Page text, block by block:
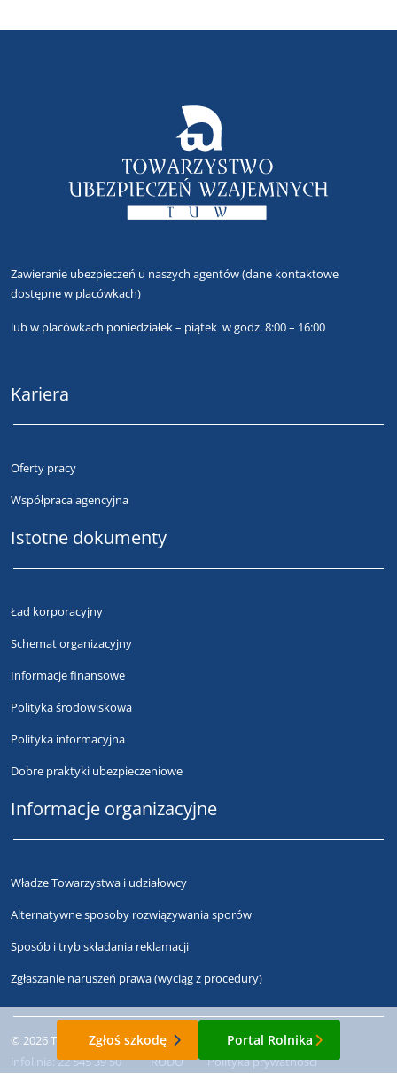
Zgłoś szkodę Portal Rolnika
Zawieranie ubezpieczeń u naszych agentów(dane kontaktowe
dostępne w placówkach)
lubw placówkach poniedziałek – piątek w godz. 8:00 – 16:00
Kariera
Oferty pracy
Współpraca agencyjna
Istotne dokumenty
Ład korporacyjny
Schemat organizacyjny
Informacje finansowe
Polityka środowiskowa
Polityka informacyjna
Dobre praktyki ubezpieczeniowe
Informacje organizacyjne
Władze Towarzystwa i udziałowcy
Alternatywne sposoby rozwiązywania sporów
Sposób i tryb składania reklamacji
Zgłaszanie naruszeń prawa (wyciąg z procedury)
© 2026 Towarzystwo Ubezpieczeń Wzajemnych "TUW"
infolinia:22 545 39 50 RODO Polityka prywatności